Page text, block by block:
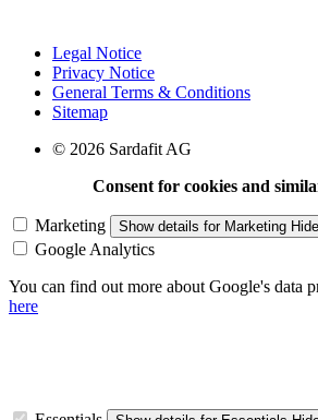
Legal Notice
Privacy Notice
General Terms & Conditions
Sitemap
© 2026 Sardafit AG
Consent for cookies and
Marketing Show details for Marketing
Google Analytics
You can find out more about Google's data
here